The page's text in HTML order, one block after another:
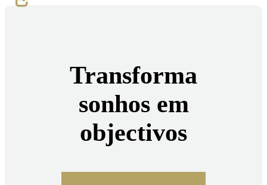
Transforma
sonhos em
objectivos